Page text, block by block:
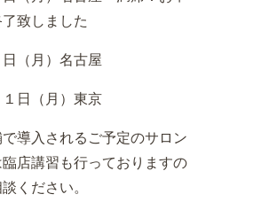
了致しました
日（月）名古屋
１日（月）東京
導入されるご予定のサロン
臨店講習も行っておりますの
ください。